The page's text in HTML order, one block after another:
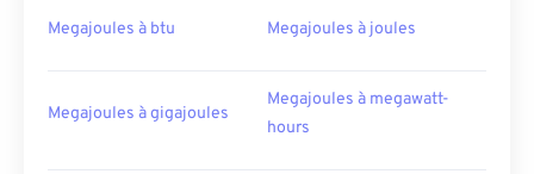
Megajoules à btu Megajoules à joules
Megajoules à gigajoules
Megajoules à megawatt-
hours